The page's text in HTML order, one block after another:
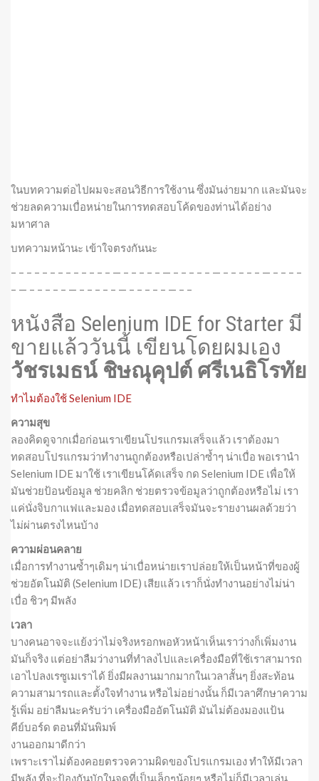
ในบทความต่อไปผมจะสอนวิธีการใช้งาน ซึ่งมันง่ายมาก และมันจะ
ช่วยลดความเบื่อหน่ายในการทดสอบโค้ดของท่านได้อย่าง
มหาศาล
บทความหน้านะ เข้าใจตรงกันนะ
– – – – – – – – – – – – – — – – – – – — – – – – – — – – – – – — – – – –
– — – – – – – — – – – – – — – – – – – — – –
หนังสือ Selenium IDE for Starter มี
ขายแล้ววันนี้ เขียนโดยผมเอง
วัชรเมธน์ ชิษณุคุปต์ ศรีเนธิโรทัย
ทำไมต้องใช้ Selenium IDE
ความสุข
ลองคิดดูจากเมื่อก่อนเราเขียนโปรแกรมเสร็จแล้ว เราต้องมา
ทดสอบโปรแกรมว่าทำงานถูกต้องหรือเปล่าซ้ำๆ น่าเบื่อ พอเรานำ
Selenium IDE มาใช้ เราเขียนโค้ดเสร็จ กด Selenium IDE เพื่อให้
มันช่วยป้อนข้อมูล ช่วยคลิก ช่วยตรวจข้อมูลว่าถูกต้องหรือไม่ เรา
แค่นั่งจิบกาแฟและมอง เมื่อทดสอบเสร็จมันจะรายงานผลด้วยว่า
ไม่ผ่านตรงไหนบ้าง
ความผ่อนคลาย
เมื่อการทำงานซ้ำๆเดิมๆ น่าเบื่อหน่ายเราปล่อยให้เป็นหน้าที่ของผู้
ช่วยอัตโนมัติ (Selenium IDE) เสียแล้ว เราก็นั่งทำงานอย่างไม่น่า
เบื่อ ชิวๆ มีพลัง
เวลา
บางคนอาจจะแย้งว่าไม่จริงหรอกพอหัวหน้าเห็นเราว่างก็เพิ่มงาน
มันก็จริง แต่อย่าลืมว่างานที่ทำลงไปและเครื่องมือที่ใช้เราสามารถ
เอาไปลงเรซูเมเราได้ ยิ่งมีผลงานมากมากในเวลาสั้นๆ ยิ่งสะท้อน
ความสามารถและตั้งใจทำงาน หรือไม่อย่างนั้น ก็มีเวลาศึกษาความ
รู้เพิ่ม อย่าลืมนะครับว่า เครื่องมืออัตโนมัติ มันไม่ต้องมองแป้น
คีย์บอร์ด ตอนที่มันพิมพ์
งานออกมาดีกว่า
เพราะเราไม่ต้องคอยตรวจความผิดของโปรแกรมเอง ทำให้มีเวลา
มีพลัง ที่จะป้องกันบักในจุดที่เป็นเล็กๆน้อยๆ หรือไม่ก็มีเวลาเล่น